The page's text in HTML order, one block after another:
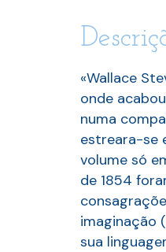
«Wallace
onde
numa
estreara-se
volume só
de 1854
imaginação
sua